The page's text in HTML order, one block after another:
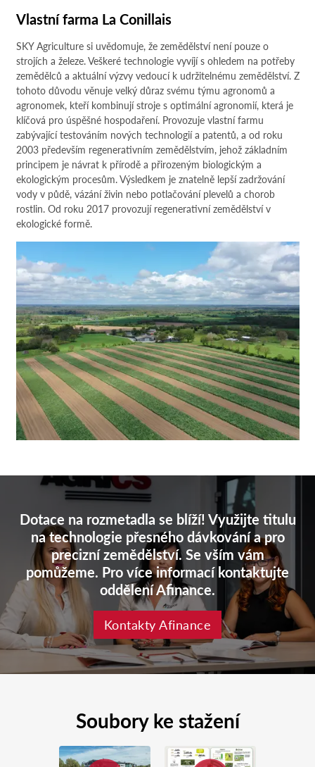
Vlastní farma La Conillais
SKY Agriculture si uvědomuje, že zemědělství není pouze o
strojích a železe. Veškeré technologie vyvíjí s ohledem na potřeby
zemědělců a aktuální výzvy vedoucí k udržitelnému zemědělství. Z
tohoto důvodu věnuje velký důraz svému týmu agronomů a
agronomek, kteří kombinují stroje s optimální agronomií, která je
klíčová pro úspěšné hospodaření. Provozuje vlastní farmu
zabývající testováním nových technologií a patentů, a od roku
2003 především regenerativním zemědělstvím, jehož základním
principem je návrat k přírodě a přirozeným biologickým a
ekologickým procesům. Výsledkem je znatelně lepší zadržování
vody v půdě, vázání živin nebo potlačování plevelů a chorob
rostlin. Od roku 2017 provozují regenerativní zemědělství v
ekologické formě.
Dotace na rozmetadla se blíží! Využijte titulu
na technologie přesného dávkování a pro
precizní zemědělství. Se vším vám
pomůžeme. Pro více informací kontaktujte
oddělení Afinance.
Kontakty Afinance
Soubory ke stažení